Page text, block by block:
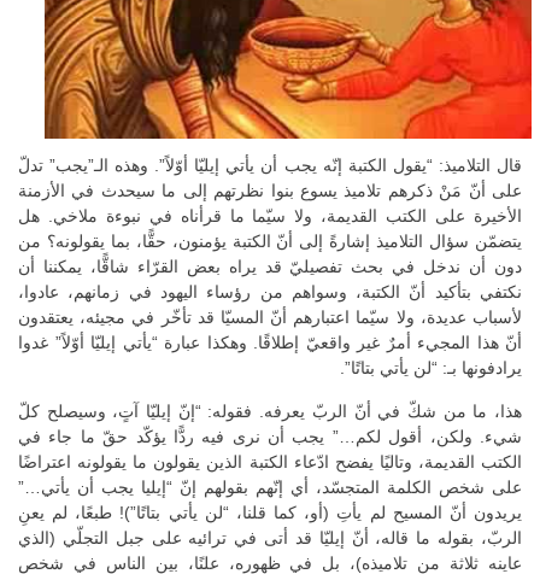
قال التلاميذ: “يقول الكتبة إنّه يجب أن يأتي إيليّا أوّلاً”. وهذه الـ”يجب” تدلّ
على أنّ مَنْ ذكرهم تلاميذ يسوع بنوا نظرتهم إلى ما سيحدث في الأزمنة
الأخيرة على الكتب القديمة، ولا سيّما ما قرأناه في نبوءة ملاخي. هل
يتضمّن سؤال التلاميذ إشارةً إلى أنّ الكتبة يؤمنون، حقًّا، بما يقولونه؟ من
دون أن ندخل في بحث تفصيليّ قد يراه بعض القرّاء شاقًّا، يمكننا أن
نكتفي بتأكيد أنّ الكتبة، وسواهم من رؤساء اليهود في زمانهم، عادوا،
لأسباب عديدة، ولا سيّما اعتبارهم أنّ المسيّا قد تأخّر في مجيئه، يعتقدون
أنّ هذا المجيء أمرٌ غير واقعيّ إطلاقًا. وهكذا عبارة “يأتي إيليّا أوّلاً” غدوا
يرادفونها بـ: “لن يأتي بتاتًا”.
هذا، ما من شكّ في أنّ الربّ يعرفه. فقوله: “إنّ إيليّا آتٍ، وسيصلح كلّ
شيء. ولكن، أقول لكم…” يجب أن نرى فيه ردًّا يؤكّد حقّ ما جاء في
الكتب القديمة، وتاليًا يفضح ادّعاء الكتبة الذين يقولون ما يقولونه اعتراضًا
على شخص الكلمة المتجسّد، أي إنّهم بقولهم إنّ “إيليا يجب أن يأتي…”
يريدون أنّ المسيح لم يأتِ (أو، كما قلنا، “لن يأتي بتاتًا”)! طبعًا، لم يعنِ
الربّ، بقوله ما قاله، أنّ إيليّا قد أتى في ترائيه على جبل التجلّي (الذي
عاينه ثلاثة من تلاميذه)، بل في ظهوره، علنًا، بين الناس في شخص